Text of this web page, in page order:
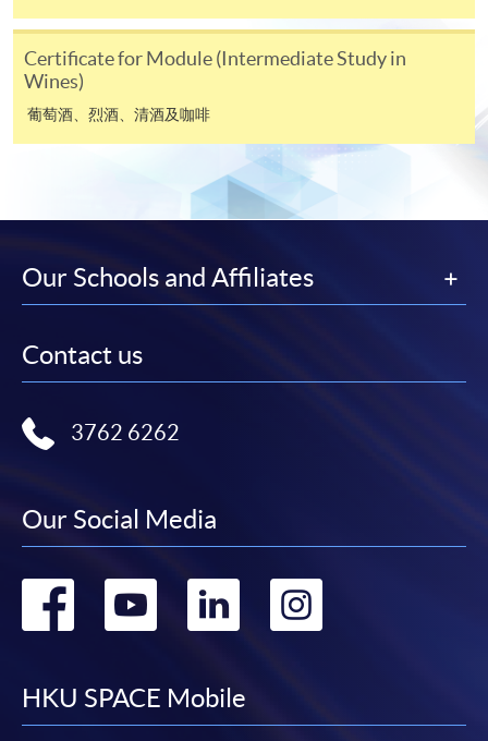
在網上報名過程中，由於提交課程申請和付款在系
統處理上為兩個不同的程序，成功付款並不保證成
功被獲取錄。任何不成功的申請，課程組職員將儘
快與 閣下聯絡。
申請人應注意，不論親身或網上報讀，相同的課
程/科目只可提交一次申請。
在網上報名過程中，付款成功後，網頁將顯示付款
子郵件帳戶。請保留確定回條作日後查詢用途。
除特殊情況(例如課程因報名人數不足而被取消)及
如須甄選入學，則正式收據並不可作為 閣下已獲
學費。
本學院為學院開設的其中一些課程提供在線服務的平台。雖然
會保證下列各項：資訊並無侵犯版權，資訊可安全使用、資訊
Certificate for Module (Intermediate Study in
Wines)
葡萄酒、烈酒、清酒及咖啡
Our Schools and Affiliates
Contact us
3762 6262
Our Social Media
Go
facebook
Go
youtube
Go
linkedin
HKU SPACE Mobile